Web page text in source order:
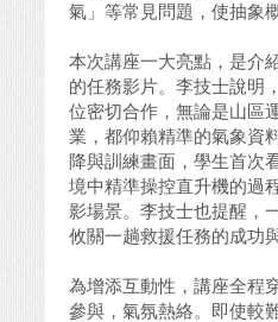
氣」等常見問題，使抽象
本次講座一大亮點，是介
的任務影片。李技士說明
位密切合作，無論是山區
業，都仰賴精準的氣象資
降與訓練畫面，學生首次
境中精準操控直升機的過
影場景。李技士也提醒，
攸關一趟救援任務的成功
為增添互動性，講座全程
參與，氣氛熱絡。即使較